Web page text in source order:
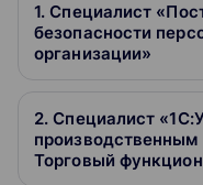
1. Специалист
безопасности
организации»
2. Специалист
Торговый